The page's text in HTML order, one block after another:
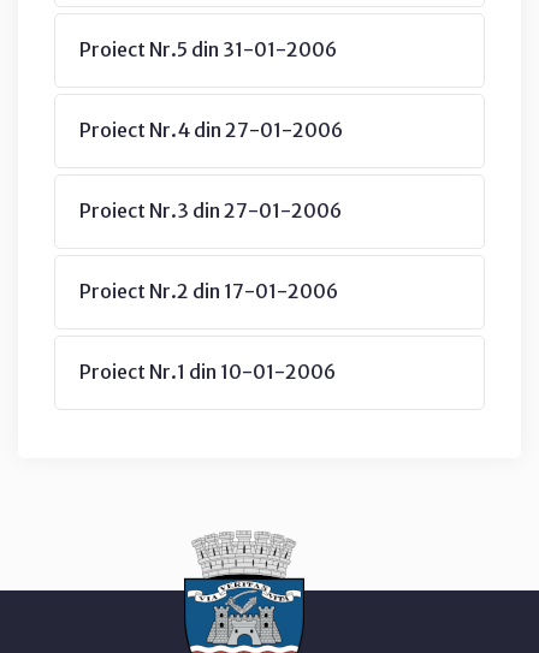
Proiect Nr.5 din 31-01-2006
Proiect Nr.4 din 27-01-2006
Proiect Nr.3 din 27-01-2006
Proiect Nr.2 din 17-01-2006
Proiect Nr.1 din 10-01-2006